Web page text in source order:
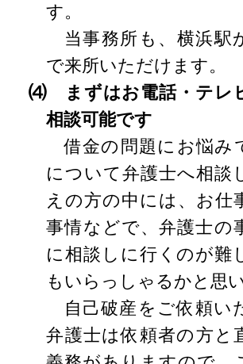
す。
当事務所も、横浜駅
で来所いただけます。
⑷ まずはお電話・テレ
相談可能です
借金の問題にお悩み
について弁護士へ相談
えの方の中には、お仕
事情などで、弁護士の
に相談しに行くのが難
もいらっしゃるかと思
自己破産をご依頼い
弁護士は依頼者の方と